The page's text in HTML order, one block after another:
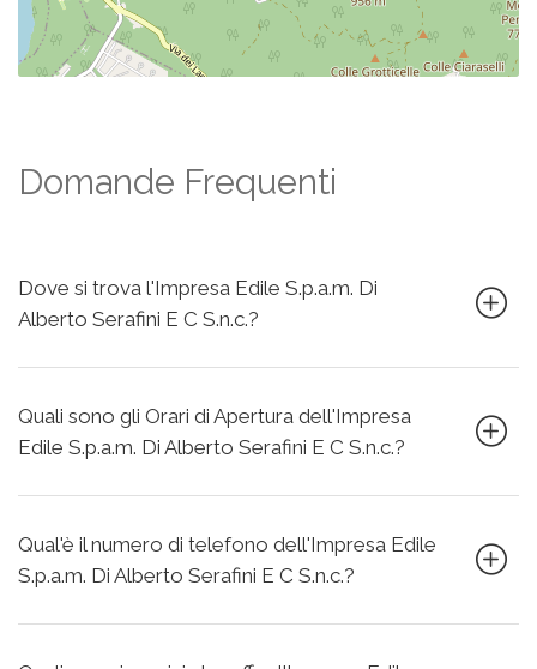
Domande Frequenti
Dove si trova l'Impresa Edile S.p.a.m. Di
Alberto Serafini E C S.n.c.?
Quali sono gli Orari di Apertura dell'Impresa
Edile S.p.a.m. Di Alberto Serafini E C S.n.c.?
Qual'è il numero di telefono dell'Impresa Edile
S.p.a.m. Di Alberto Serafini E C S.n.c.?